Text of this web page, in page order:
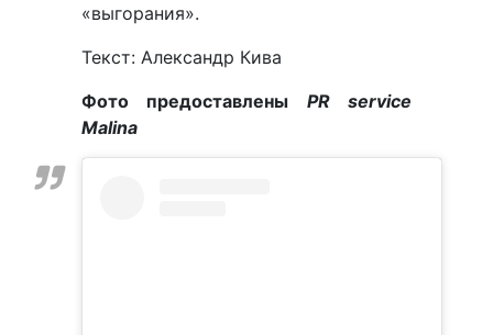
«выгорания».
Текст: Александр Кива
Фото предоставлены PR service
Malina